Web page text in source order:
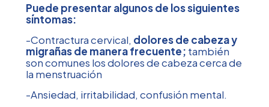
Puede presentar algunos de los siguientes
síntomas:
-Contractura cervical, dolores de cabeza y
migrañas de manera frecuente; también
son comunes los dolores de cabeza cerca de
la menstruación
-Ansiedad, irritabilidad, confusión mental.